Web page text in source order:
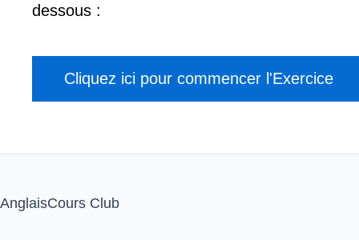
dessous :
AnglaisCours Club